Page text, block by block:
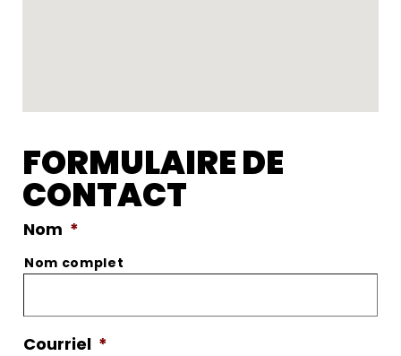
FORMULAIRE DE
CONTACT
Nom *
Nom complet
Courriel *